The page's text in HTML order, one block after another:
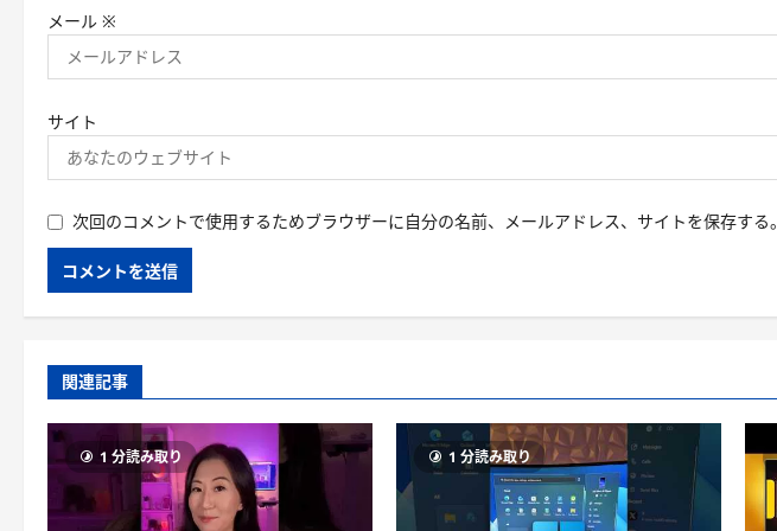
メール ※
サイト
次回のコメントで使用するためブラウザーに自分の名前、メールアドレス、サイトを保存する。
関連記事
1 分読み取り 1 分読み取り